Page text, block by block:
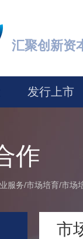
汇聚创新资
发行上市
作
服务/市场培育/市场
市